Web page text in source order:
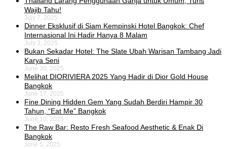
Wajib Tahu!
July 7, 2025
Dinner Eksklusif di Siam Kempinski Hotel Bangkok: Chef
Internasional Ini Hadir Hanya 8 Malam
July 3, 2025
Bukan Sekadar Hotel: The Slate Ubah Warisan Tambang Jadi
Karya Seni
June 30, 2025
Melihat DIORIVIERA 2025 Yang Hadir di Dior Gold House
Bangkok
June 17, 2025
Fine Dining Hidden Gem Yang Sudah Berdiri Hampir 30
Tahun, “Eat Me” Bangkok
June 10, 2025
The Raw Bar: Resto Fresh Seafood Aesthetic & Enak Di
Bangkok
June 5, 2025